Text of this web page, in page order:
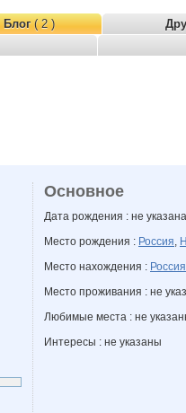
Блог( 2 )
Основное
Дата рождения : не указана
Место рождения : Россия,
Место нахождения : Россия
Место проживания : не
Любимые места : не
Интересы : не указаны